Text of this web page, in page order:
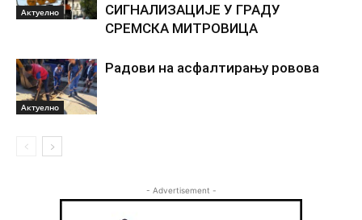
Актуелно
СИГНАЛИЗАЦИЈЕ У ГРАДУ
СРЕМСКА МИТРОВИЦА
Актуелно
Радови на асфалтирању ровова
- Advertisement -